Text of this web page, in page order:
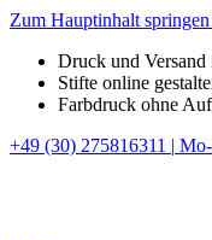
Zum Hauptinhalt springen
Druck und Versand
Stifte online
Farbdruck ohne
+49 (30) 275816311 |